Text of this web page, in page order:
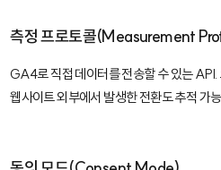
측정 프로토콜(Measurement
GA4로 직접 데이터를 전송할 수 있는
웹사이트 외부에서 발생한 전환도 추적 가